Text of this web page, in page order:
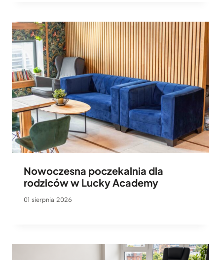
Nowoczesna poczekalnia dla
rodziców w Lucky Academy
01 sierpnia 2026